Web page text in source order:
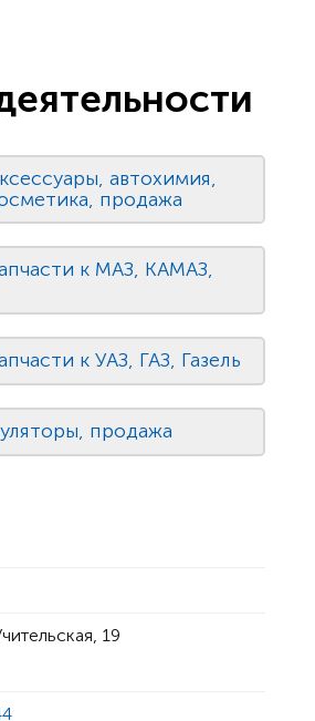
автохимия,
продажа
к МАЗ, КАМАЗ,
к УАЗ, ГАЗ, Газель
продажа
19